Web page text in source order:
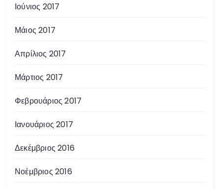
Ιούνιος 2017
Μάιος 2017
Απρίλιος 2017
Μάρτιος 2017
Φεβρουάριος 2017
Ιανουάριος 2017
Δεκέμβριος 2016
Νοέμβριος 2016